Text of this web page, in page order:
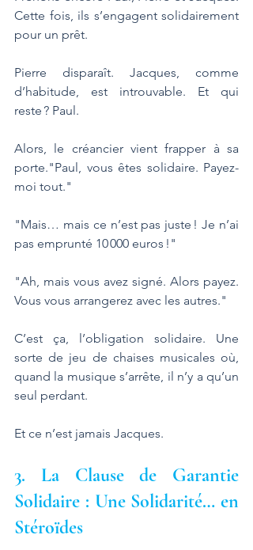
Cette fois, ils s’engagent solidairement
pour un prêt.
Pierre disparaît. Jacques, comme
d’habitude, est introuvable. Et qui
reste ? Paul.
Alors, le créancier vient frapper à sa
porte."Paul, vous êtes solidaire. Payez-
moi tout."
"Mais… mais ce n’est pas juste ! Je n’ai
pas emprunté 10 000 euros !"
"Ah, mais vous avez signé. Alors payez.
Vous vous arrangerez avec les autres."
C’est ça, l’obligation solidaire. Une
sorte de jeu de chaises musicales où,
quand la musique s’arrête, il n’y a qu’un
seul perdant.
Et ce n’est jamais Jacques.
3. La Clause de Garantie
Solidaire : Une Solidarité… en
Stéroïdes